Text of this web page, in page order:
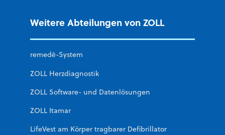
Weitere Abteilungen von ZOLL
remedē-System
ZOLL Herzdiagnostik
ZOLL Software- und Datenlösungen
ZOLL Itamar
LifeVest am Körper tragbarer Defibrillator